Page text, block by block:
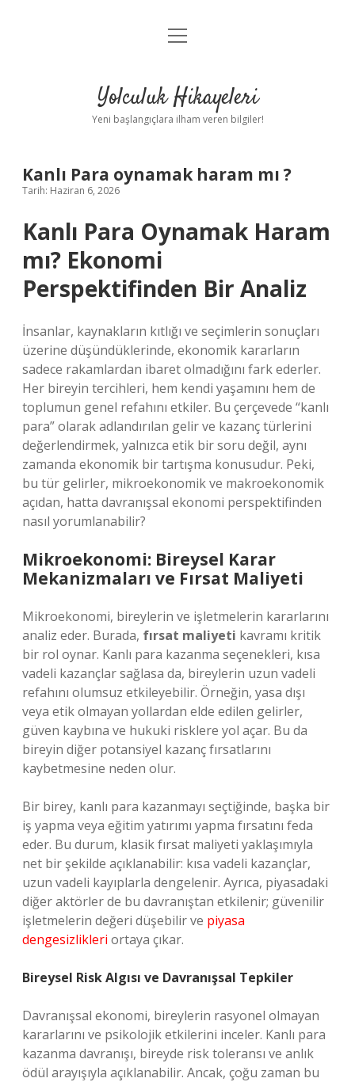
Anasayfa
Yasal Uyarı
menüyü
Yolculuk Hikayeleri
Yeni başlangıçlara ilham veren bilgiler!
Kanlı Para oynamak haram mı ?
Tarih: Haziran 6, 2026
Kanlı Para Oynamak Haram
mı? Ekonomi
Perspektifinden Bir Analiz
İnsanlar, kaynakların kıtlığı ve seçimlerin sonuçları
üzerine düşündüklerinde, ekonomik kararların
sadece rakamlardan ibaret olmadığını fark ederler.
Her bireyin tercihleri, hem kendi yaşamını hem de
toplumun genel refahını etkiler. Bu çerçevede “kanlı
para” olarak adlandırılan gelir ve kazanç türlerini
değerlendirmek, yalnızca etik bir soru değil, aynı
zamanda ekonomik bir tartışma konusudur. Peki,
bu tür gelirler, mikroekonomik ve makroekonomik
açıdan, hatta davranışsal ekonomi perspektifinden
nasıl yorumlanabilir?
Mikroekonomi: Bireysel Karar
Mekanizmaları ve Fırsat Maliyeti
Mikroekonomi, bireylerin ve işletmelerin kararlarını
analiz eder. Burada, fırsat maliyeti kavramı kritik
bir rol oynar. Kanlı para kazanma seçenekleri, kısa
vadeli kazançlar sağlasa da, bireylerin uzun vadeli
refahını olumsuz etkileyebilir. Örneğin, yasa dışı
veya etik olmayan yollardan elde edilen gelirler,
güven kaybına ve hukuki risklere yol açar. Bu da
bireyin diğer potansiyel kazanç fırsatlarını
kaybetmesine neden olur.
Bir birey, kanlı para kazanmayı seçtiğinde, başka bir
iş yapma veya eğitim yatırımı yapma fırsatını feda
eder. Bu durum, klasik fırsat maliyeti yaklaşımıyla
net bir şekilde açıklanabilir: kısa vadeli kazançlar,
uzun vadeli kayıplarla dengelenir. Ayrıca, piyasadaki
diğer aktörler de bu davranıştan etkilenir; güvenilir
işletmelerin değeri düşebilir ve piyasa
dengesizlikleri ortaya çıkar.
Bireysel Risk Algısı ve Davranışsal Tepkiler
Davranışsal ekonomi, bireylerin rasyonel olmayan
kararlarını ve psikolojik etkilerini inceler. Kanlı para
kazanma davranışı, bireyde risk toleransı ve anlık
ödül arayışıyla açıklanabilir. Ancak, çoğu zaman bu